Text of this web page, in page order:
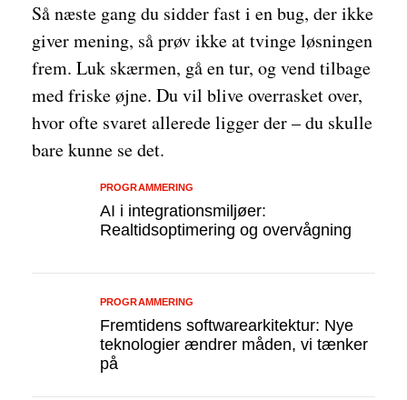
Så næste gang du sidder fast i en bug, der ikke
giver mening, så prøv ikke at tvinge løsningen
frem. Luk skærmen, gå en tur, og vend tilbage
med friske øjne. Du vil blive overrasket over,
hvor ofte svaret allerede ligger der – du skulle
bare kunne se det.
AI i integrationsmiljøer:
Realtidsoptimering og overvågning
PROGRAMMERING
Fremtidens softwarearkitektur: Nye
teknologier ændrer måden, vi tænker
på
PROGRAMMERING